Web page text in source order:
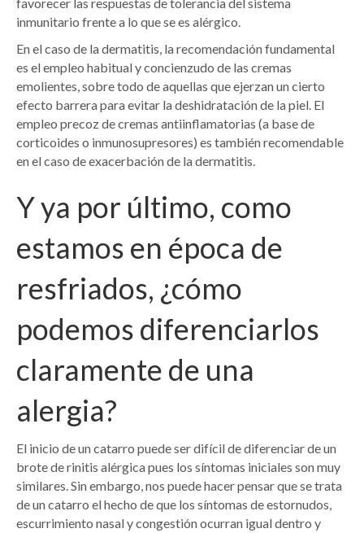
favorecer las respuestas de tolerancia del sistema
inmunitario frente a lo que se es alérgico.
En el caso de la dermatitis, la recomendación fundamental
es el empleo habitual y concienzudo de las cremas
emolientes, sobre todo de aquellas que ejerzan un cierto
efecto barrera para evitar la deshidratación de la piel. El
empleo precoz de cremas antiinflamatorias (a base de
corticoides o inmunosupresores) es también recomendable
en el caso de exacerbación de la dermatitis.
Y ya por último, como
estamos en época de
resfriados, ¿cómo
podemos diferenciarlos
claramente de una
alergia?
El inicio de un catarro puede ser difícil de diferenciar de un
brote de rinitis alérgica pues los síntomas iniciales son muy
similares. Sin embargo, nos puede hacer pensar que se trata
de un catarro el hecho de que los síntomas de estornudos,
escurrimiento nasal y congestión ocurran igual dentro y